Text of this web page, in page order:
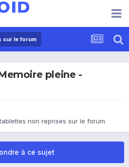
sur le forum
pleine -
non reprises sur le forum
à ce sujet